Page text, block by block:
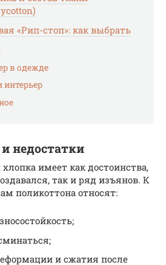
«Рип-стоп»: как выбрать
в одежде
недостатки
имеет как достоинства,
так и ряд изъянов. К
поликоттона относят:
и сжатия после